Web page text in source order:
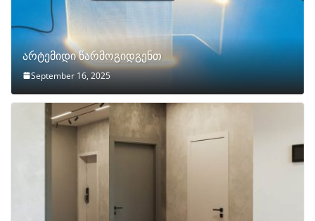
არტემიდი წარმოგიდგენთ
September 16, 2025